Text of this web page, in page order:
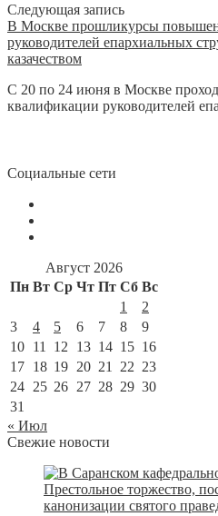
Следующая запись
В Москве прошликурсы
руководителей епархиальных
казачеством
С 20 по 24 июня в Москве
квалификации руководителей
Социальные сети
Август 2026
Пн Вт Ср Чт Пт Сб Вс
1
2
3
4 5 6 7 8
9
10 11 12 13 14 15 16
17 18 19 20 21 22 23
24 25 26 27 28 29 30
31
« Июл
Свежие новости